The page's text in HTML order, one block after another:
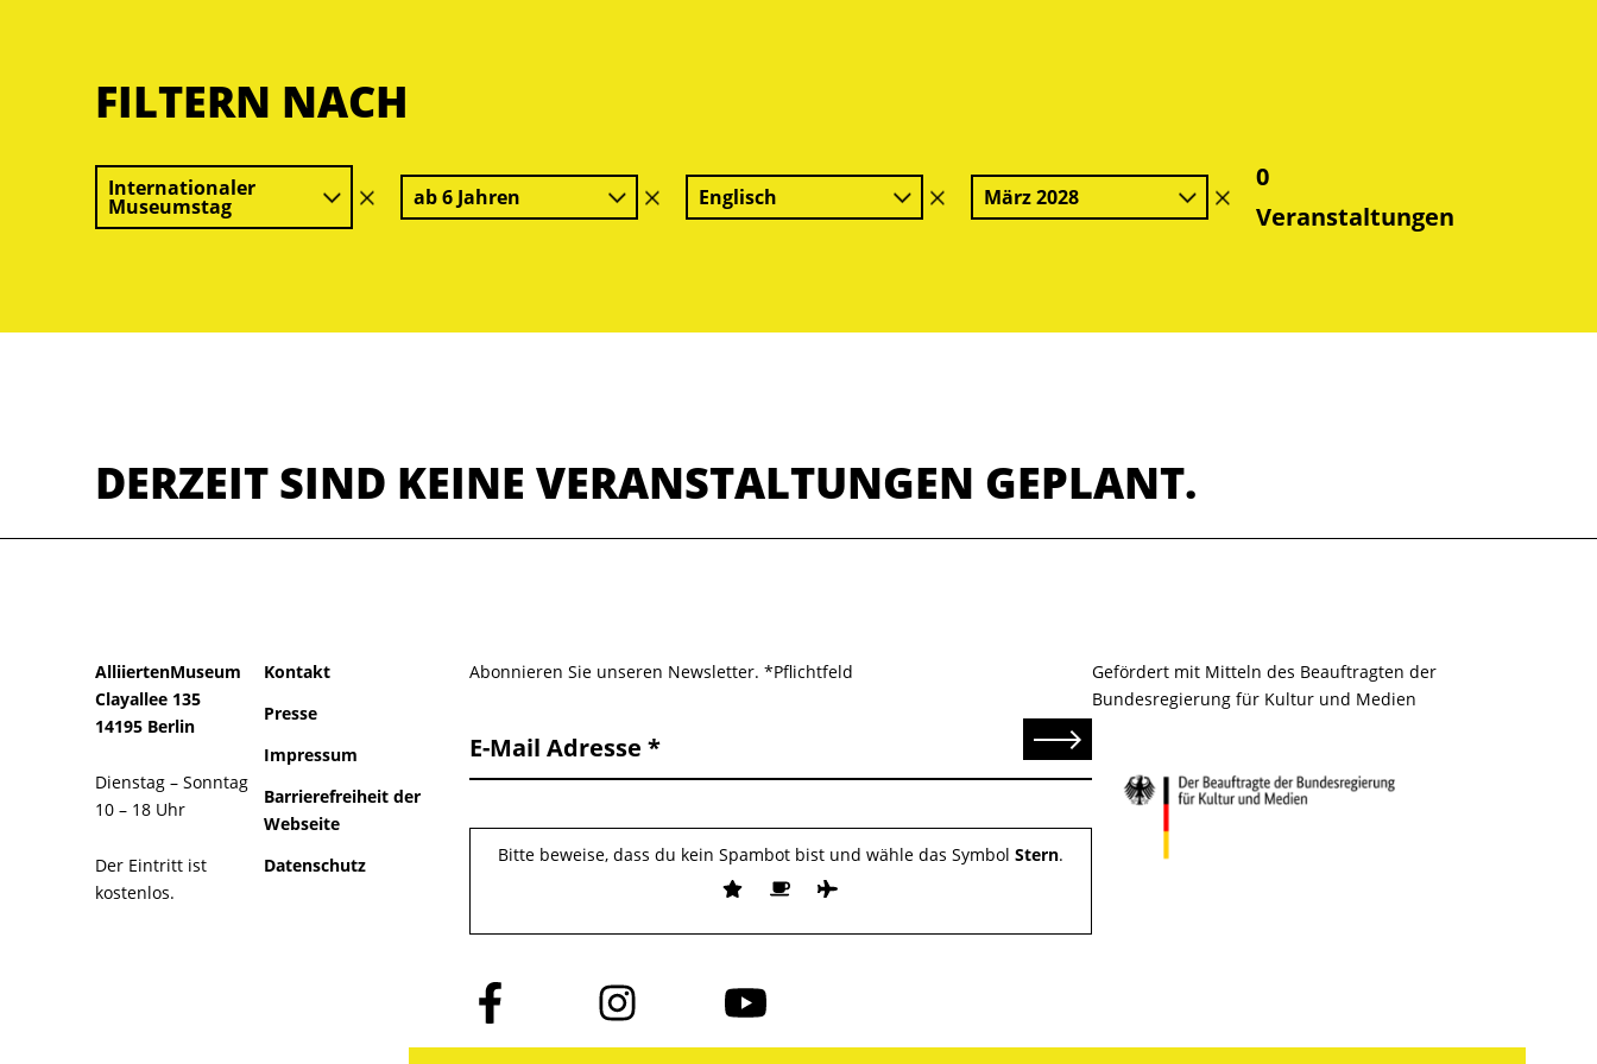
FILTERN NACH
Internationaler
Museumstag
Filter
löschen
ab 6 Jahren
Filter
löschen
Englisch
Filter
löschen
März 2028
Filter
löschen
0
Veranstaltungen
DERZEIT SIND KEINE VERANSTALTUNGEN GEPLANT.
AlliiertenMuseum
Clayallee 135
14195 Berlin
Dienstag – Sonntag
10 – 18 Uhr
Der Eintritt ist
kostenlos.
Kontakt
Presse
Impressum
Barrierefreiheit der
Webseite
Datenschutz
Abonnieren Sie unseren Newsletter. *Pflichtfeld
E-Mail Adresse Senden
Bitte beweise, dass du kein Spambot bist und wähle das Symbol Stern.
Folge
uns
auf
Folge
uns
auf
Folge
uns
auf
Gefördert mit Mitteln des Beauftragten der
Bundesregierung für Kultur und Medien